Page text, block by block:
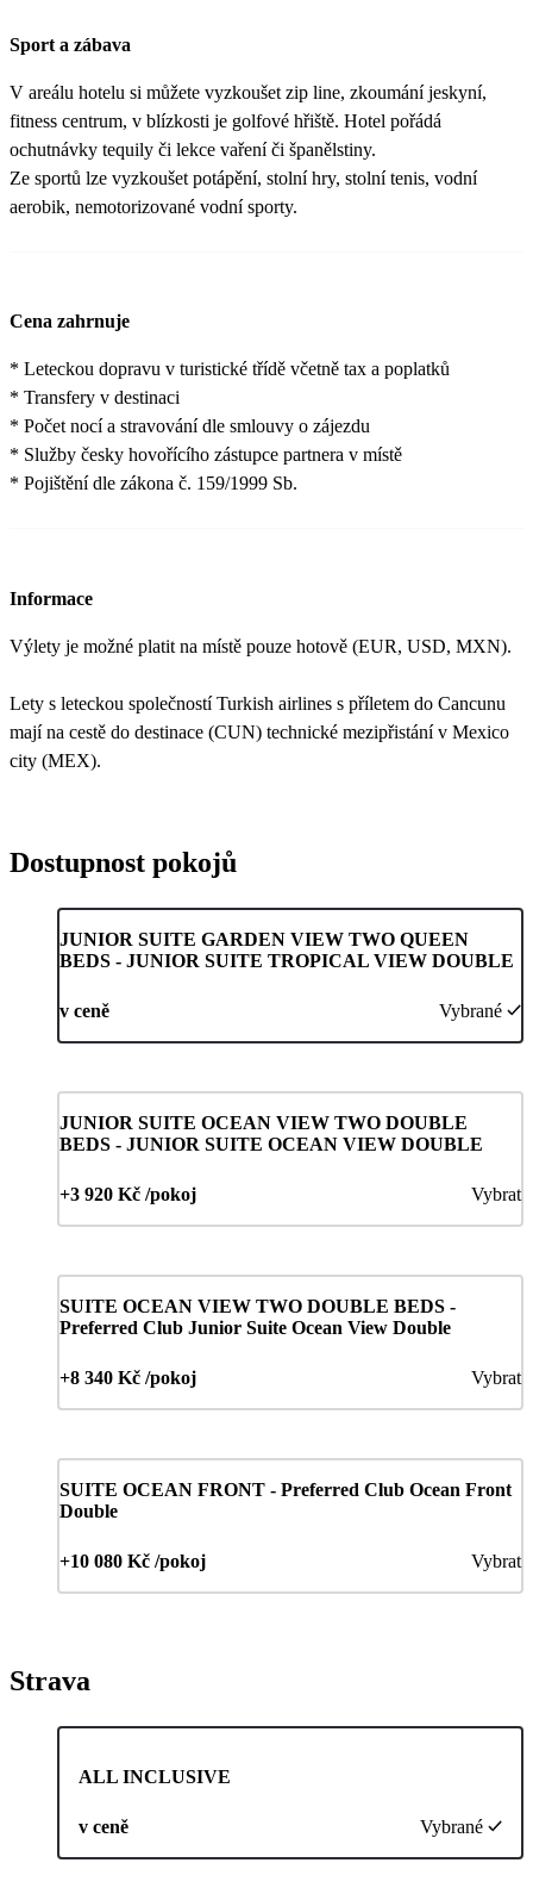
Sport a zábava
V areálu hotelu si můžete vyzkoušet zip line, zkoumání jeskyní,
fitness centrum, v blízkosti je golfové hřiště. Hotel pořádá
ochutnávky tequily či lekce vaření či španělstiny.
Ze sportů lze vyzkoušet potápění, stolní hry, stolní tenis, vodní
aerobik, nemotorizované vodní sporty.
Cena zahrnuje
* Leteckou dopravu v turistické třídě včetně tax a poplatků
* Transfery v destinaci
* Počet nocí a stravování dle smlouvy o zájezdu
* Služby česky hovořícího zástupce partnera v místě
* Pojištění dle zákona č. 159/1999 Sb.
Informace
Výlety je možné platit na místě pouze hotově (EUR, USD, MXN).
Lety s leteckou společností Turkish airlines s příletem do Cancunu
mají na cestě do destinace (CUN) technické mezipřistání v Mexico
city (MEX).
Dostupnost pokojů
JUNIOR SUITE GARDEN VIEW TWO QUEEN
BEDS - JUNIOR SUITE TROPICAL VIEW DOUBLE
v ceně Vybrané
JUNIOR SUITE OCEAN VIEW TWO DOUBLE
BEDS - JUNIOR SUITE OCEAN VIEW DOUBLE
+3 920 Kč /pokoj Vybrat
SUITE OCEAN VIEW TWO DOUBLE BEDS -
Preferred Club Junior Suite Ocean View Double
+8 340 Kč /pokoj Vybrat
SUITE OCEAN FRONT - Preferred Club Ocean Front
Double
+10 080 Kč /pokoj Vybrat
Strava
ALL INCLUSIVE
v ceně Vybrané